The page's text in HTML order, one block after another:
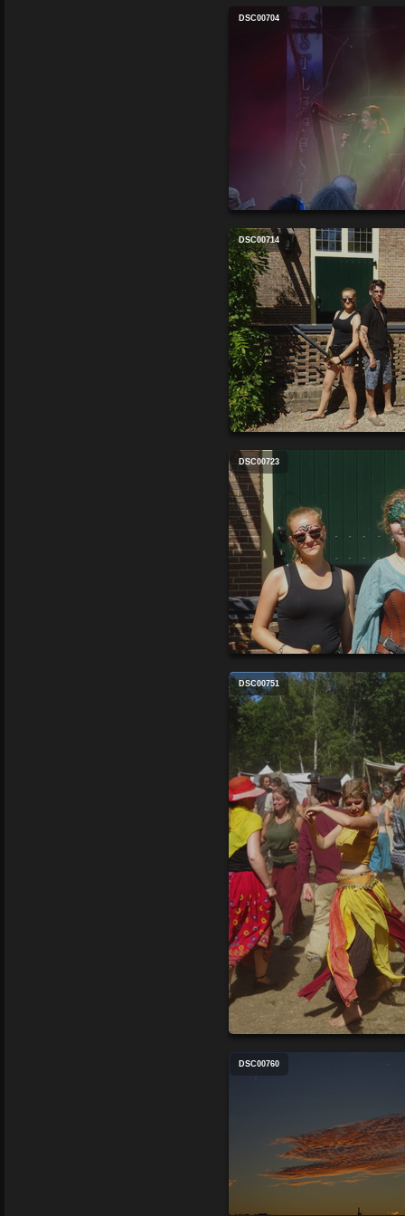
DSC00704
DSC00714
DSC00723
DSC00751
DSC00760